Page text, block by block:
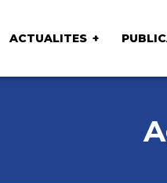
ACTUALITES